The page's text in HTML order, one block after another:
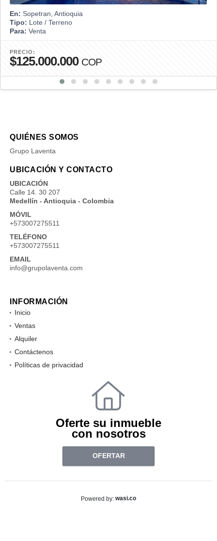
En: Sopetran, Antioquia
Tipo: Lote / Terreno
Para: Venta
PRECIO:
$125.000.000 COP
QUIÉNES SOMOS
Grupo Laventa
UBICACIÓN Y CONTACTO
UBICACIÓN
Calle 14. 30 207
Medellín - Antioquia - Colombia
MÓVIL
+573007275511
TELÉFONO
+573007275511
EMAIL
info@grupolaventa.com
INFORMACIÓN
Inicio
Ventas
Alquiler
Contáctenos
Políticas de privacidad
Oferte su inmueble
con nosotros
OFERTAR
Powered by: wasi.co